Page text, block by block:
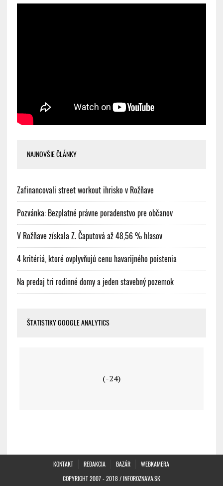
NAJNOVŠIE ČLÁNKY
Zafinancovali street workout ihrisko v Rožňave
Pozvánka: Bezplatné právne poradenstvo pre občanov
V Rožňave získala Z. Čaputová až 48,56 % hlasov
4 kritériá, ktoré ovplyvňujú cenu havarijného poistenia
Na predaj tri rodinné domy a jeden stavebný pozemok
ŠTATISTIKY GOOGLE ANALYTICS
(-24)
KONTAKT REDAKCIA BAZÁR
WEBKAMERA
COPYRIGHT 2007 - 2018 / INFOROZNAVA.SK